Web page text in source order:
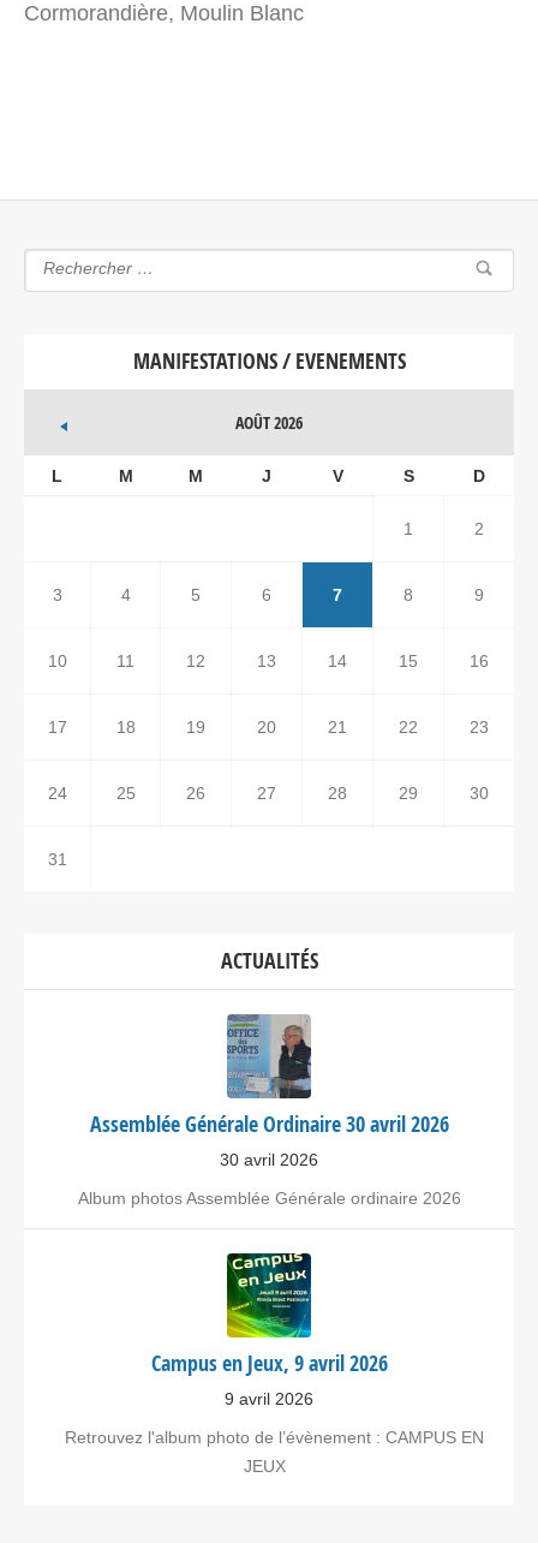
Cormorandière, Moulin Blanc
MANIFESTATIONS / EVENEMENTS
AOÛT 2026
L M M J V S D
1 2
3 4 5 6 7 8 9
10 11 12 13 14 15 16
17 18 19 20 21 22 23
24 25 26 27 28 29 30
31
ACTUALITÉS
Assemblée Générale Ordinaire 30 avril 2026
30 avril 2026
Album photos Assemblée Générale ordinaire 2026
Campus en Jeux, 9 avril 2026
9 avril 2026
Retrouvez l'album photo de l’évènement : CAMPUS EN
JEUX